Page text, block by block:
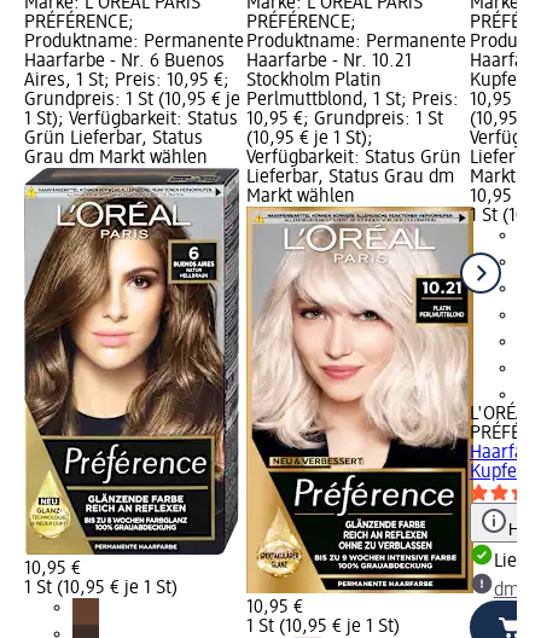
PRÉFÉRENCE;
Produktname: Permanente
Haarfarbe - Nr. 6 Buenos
Aires, 1 St; Preis: 10,95 €;
Grundpreis: 1 St (10,95 € je
1 St); Verfügbarkeit: Status
Grün Lieferbar, Status
Grau dm Markt wählen
10,95 €
1 St (10,95 € je 1 St)
PRÉFÉRENCE;
Produktname: Permanente
Haarfarbe - Nr. 10.21
Stockholm Platin
Perlmuttblond, 1 St; Preis:
10,95 €; Grundpreis: 1 St
(10,95 € je 1 St);
Verfügbarkeit: Status Grün
Lieferbar, Status Grau dm
Markt wählen
10,95 €
1 St (10,95 € je 1 St)
10,95 €;
(10,95 €
Markt
10,95 €
1 St
L'ORÉAL
dm